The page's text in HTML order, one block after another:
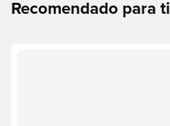
Recomendado para ti